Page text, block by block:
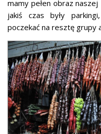
mamy pełen obraz
jakiś czas były
poczekać na resztę grupy